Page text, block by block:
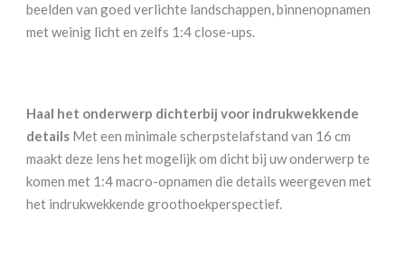
beelden van goed verlichte landschappen, binnenopnamen
met weinig licht en zelfs 1:4 close-ups.
Haal het onderwerp dichterbij voor indrukwekkende
details Met een minimale scherpstelafstand van 16 cm
maakt deze lens het mogelijk om dicht bij uw onderwerp te
komen met 1:4 macro-opnamen die details weergeven met
het indrukwekkende groothoekperspectief.